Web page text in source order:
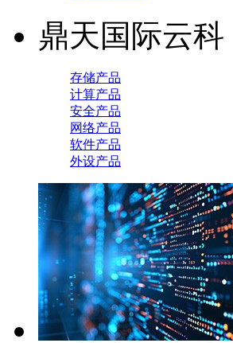
鼎天国际云科
存储产品
计算产品
安全产品
网络产品
软件产品
外设产品